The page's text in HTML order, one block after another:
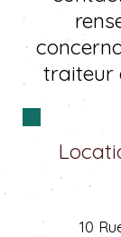
traiteur
10